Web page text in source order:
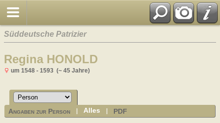
Süddeutsche Patrizier
Regina HONOLD
um 1548 - 1593 (~ 45 Jahre)
Angaben zur Person |Alles PDF